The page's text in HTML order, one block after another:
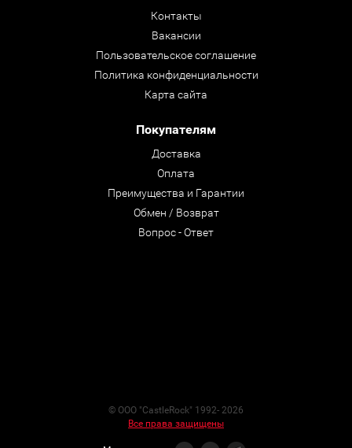
Контакты
Вакансии
Пользовательское соглашение
Политика конфиденциальности
Карта сайта
Покупателям
Доставка
Оплата
Преимущества и Гарантии
Обмен / Возврат
Вопрос - Ответ
© ООО "CastleRock" 1992- 2026
Все права защищены